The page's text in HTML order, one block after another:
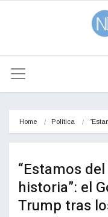
Home Política
“Estamos
historia”: el
Trump tras